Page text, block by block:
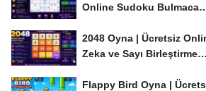
Online Sudoku Bulmaca
2048 Oyna | Ücretsiz
Zeka ve Sayı Birleştirme
Flappy Bird Oyna |